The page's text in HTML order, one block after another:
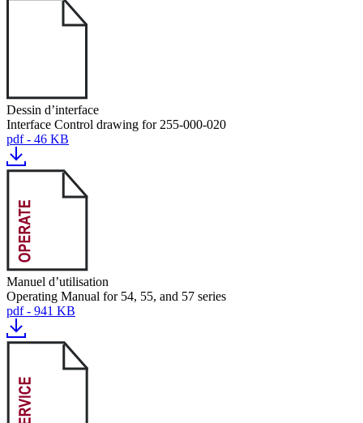
Dessin d’interface
Interface Control drawing for 255-000-020
pdf - 46 KB
Manuel d’utilisation
Operating Manual for 54, 55, and 57 series
pdf - 941 KB